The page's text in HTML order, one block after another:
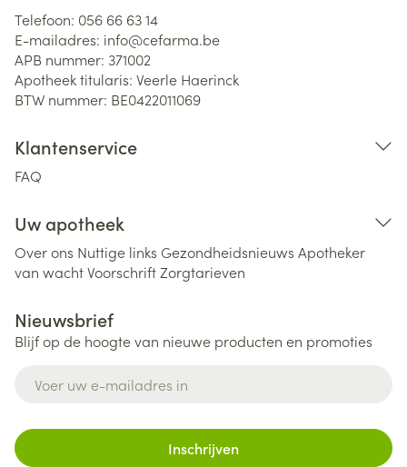
Telefoon: 056 66 63 14
E-mailadres: info@cefarma.be
APB nummer: 371002
Apotheek titularis: Veerle Haerinck
BTW nummer: BE0422011069
Klantenservice
FAQ
Uw apotheek
Over ons Nuttige links Gezondheidsnieuws Apotheker
van wachtVoorschriftZorgtarieven
Nieuwsbrief
Blijf op de hoogte van nieuwe producten en promoties
Inschrijven